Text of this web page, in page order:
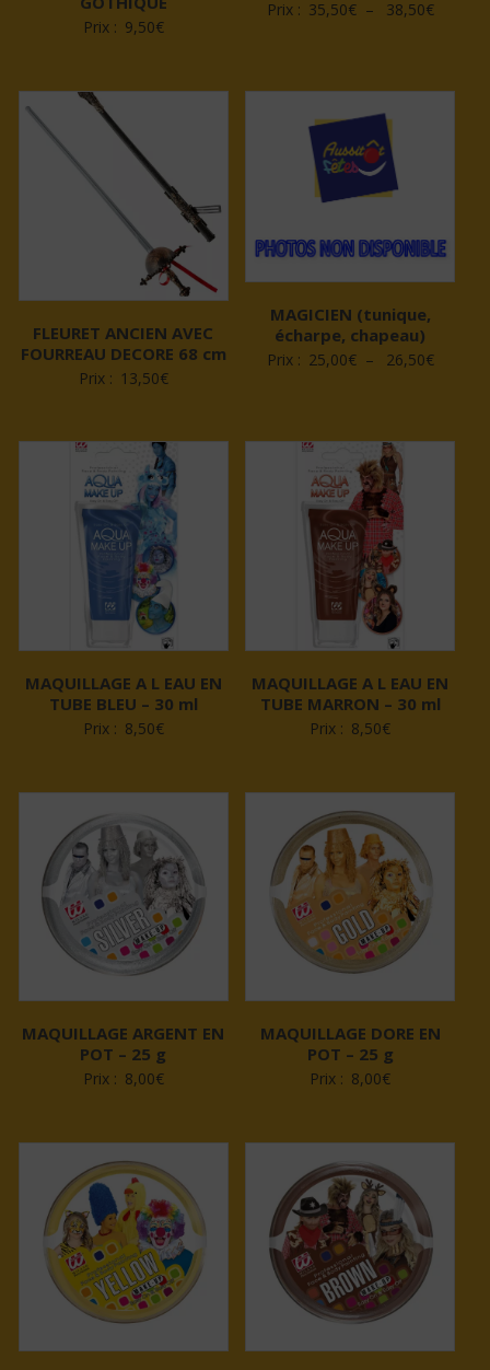
Prix : 9,50€
Prix : 35,50€ – 38,50€Plage
35,50€
FLEURET ANCIEN AVEC
FOURREAU DECORE 68 cm
Prix : 13,50€
MAGICIEN (tunique,
écharpe, chapeau)
Prix : 25,00€ – 26,50€Plage
25,00€
MAQUILLAGE A L EAU EN
TUBE BLEU – 30 ml
Prix : 8,50€
MAQUILLAGE A L EAU EN
TUBE MARRON – 30 ml
Prix : 8,50€
MAQUILLAGE ARGENT EN
POT – 25 g
Prix : 8,00€
MAQUILLAGE DORE EN
POT – 25 g
Prix : 8,00€